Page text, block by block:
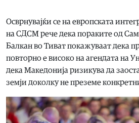
Осврнувајќи се на европската
на СДСМ рече дека пораките од
Балкан во Тиват покажуваат дека
повторно е високо на агендата на
дека Македонија ризикува да
земји доколку не преземе